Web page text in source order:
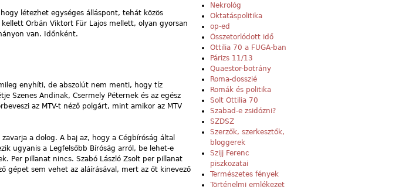
létezhet egységes álláspont, tehát közös
kellett Orbán Viktort Für Lajos mellett, olyan gyorsan
van. Időnként.
enyhíti, de abszolút nem menti, hogy tíz
Szenes Andinak, Csermely Péternek és az egész
az MTV-t néző polgárt, mint amikor az MTV
a dolog. A baj az, hogy a Cégbíróság által
ugyanis a Legfelsőbb Bíróság arról, be lehet-e
Per pillanat nincs. Szabó László Zsolt per pillanat
gépet sem vehet az aláírásával, mert az őt kinevező
Nekrológ
Oktatáspolitika
op-ed
Összetorlódott idő
Ottilia 70 a FUGA-ban
Párizs 11/13
Quaestor-botrány
Roma-dosszié
Romák és politika
Solt Ottilia 70
Szabad-e zsidózni?
SZDSZ
Szerzők, szerkesztők,
bloggerek
Szijj Ferenc
piszkozatai
Természetes fények
Történelmi emlékezet